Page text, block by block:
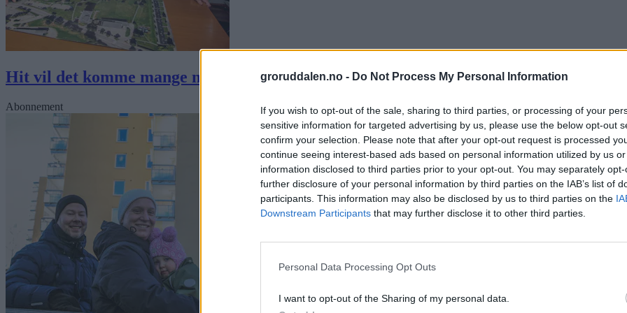
groruddalen.no - Do Not Process My Personal Information
If you wish to opt-out of the sale, sharing to third parties, or processing of your
sensitive information for targeted advertising by us, please use the below opt-out
confirm your selection. Please note that after your opt-out request is processed
continue seeing interest-based ads based on personal information utilized by us
information disclosed to third parties prior to your opt-out. You may separately
further disclosure of your personal information by third parties on the IAB’s list of
participants. This information may also be disclosed by us to third parties on the
Downstream Participants that may further disclose it to other third parties.
Personal Data Processing Opt Outs
I want to opt-out of the Sharing of my personal data.
Hit vil det komme mange nyetablerte som vil skape nytt liv – det er et
Abonnement